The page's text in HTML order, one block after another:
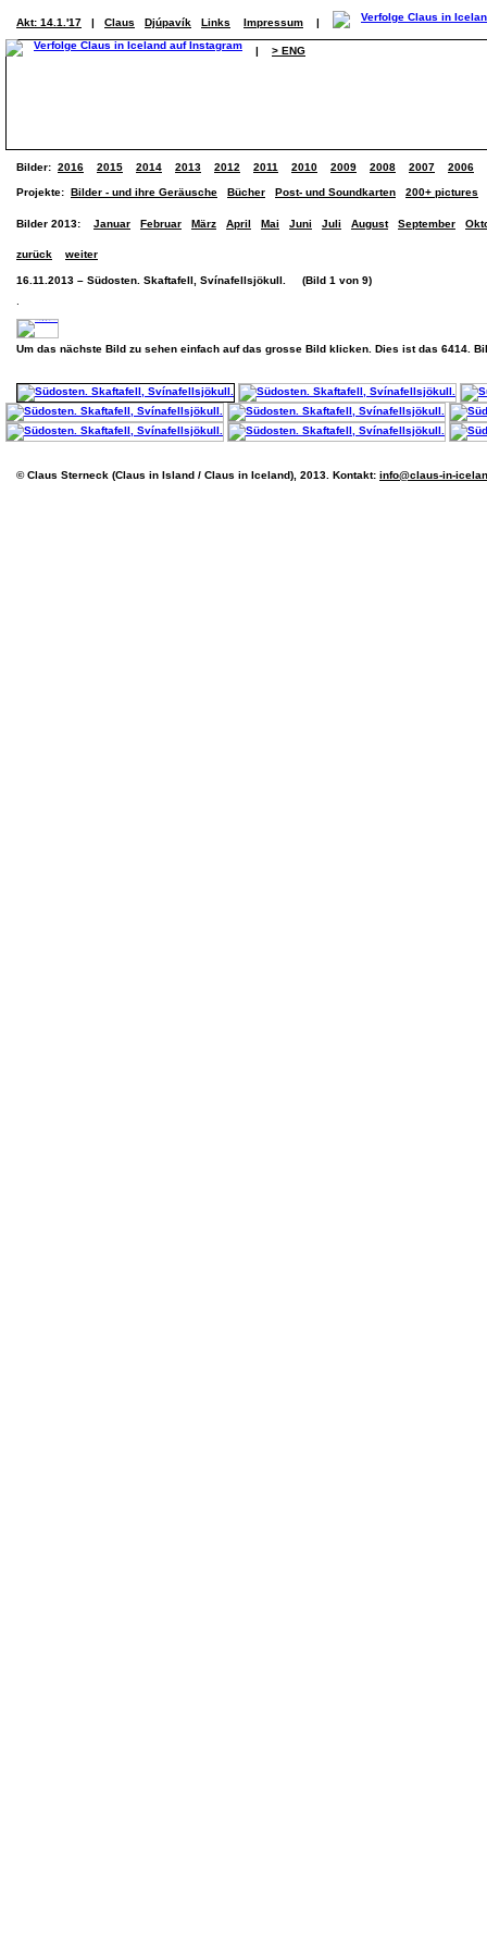
Akt: 14.1.'17 | Claus Djúpavík Links Impressum |
| > ENG
Bilder: 2016 2015 2014 2013 2012 2011 2010 2009 2008 2007 2006
Projekte: Bilder - und ihre Geräusche Bücher Post- und Soundkarten 200+ pictures
Bilder 2013: Januar Februar März April Mai Juni Juli August September
zurück weiter
16.11.2013 – Südosten. Skaftafell, Svínafellsjökull. (Bild 1 von 9)
Um das nächste Bild zu sehen einfach auf das grosse Bild klicken. Dies ist das 6414.
© Claus Sterneck (Claus in Island / Claus in Iceland), 2013. Kontakt: info@claus-in-